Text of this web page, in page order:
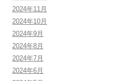
2024年11月
2024年10月
2024年9月
2024年8月
2024年7月
2024年6月